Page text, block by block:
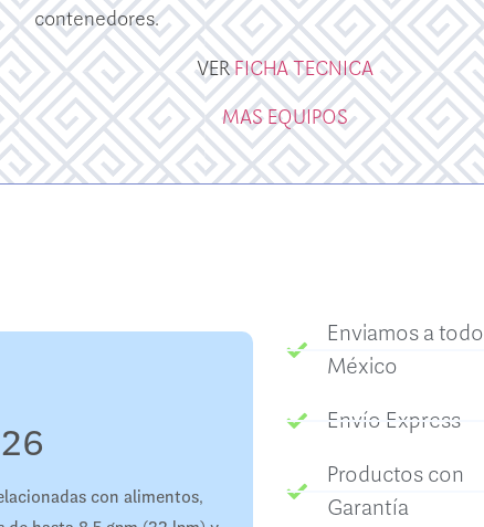
contenedores.
VERFICHA TECNICA
MAS EQUIPOS
con alimentos,
Enviamos a todo
México
Envío Express
Productos con
Garantía